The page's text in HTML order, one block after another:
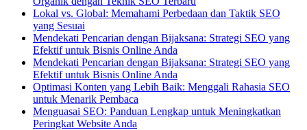
Lokal vs. Global: Memahami Perbedaan dan Taktik SEO
yang Sesuai
Mendekati Pencarian dengan Bijaksana: Strategi SEO yang
Efektif untuk Bisnis Online Anda
Mendekati Pencarian dengan Bijaksana: Strategi SEO yang
Efektif untuk Bisnis Online Anda
Optimasi Konten yang Lebih Baik: Menggali Rahasia SEO
untuk Menarik Pembaca
Menguasai SEO: Panduan Lengkap untuk Meningkatkan
Peringkat Website Anda